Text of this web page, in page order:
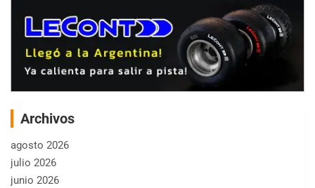
Archivos
agosto 2026
julio 2026
junio 2026